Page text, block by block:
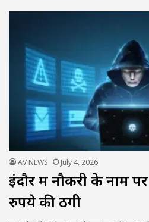
AV NEWS July 4, 2026
इंदौर में नौकरी के नाम
रुपये की ठगी